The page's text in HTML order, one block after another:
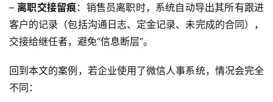
– 离职交接留痕：销售员离职时，系统自动导出其所有跟进
客户的记录（包括沟通日志、定金记录、未完成的合同），
交接给继任者，避免“信息断层”。
回到本文的案例，若企业使用了微信人事系统，情况会完全
不同：